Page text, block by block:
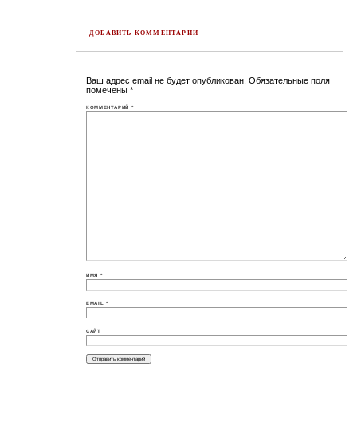
ДОБАВИТЬ КОММЕНТАРИЙ
Ваш адрес email не будет опубликован. Обязательные поля
помечены *
КОММЕНТАРИЙ *
ИМЯ *
EMAIL *
САЙТ